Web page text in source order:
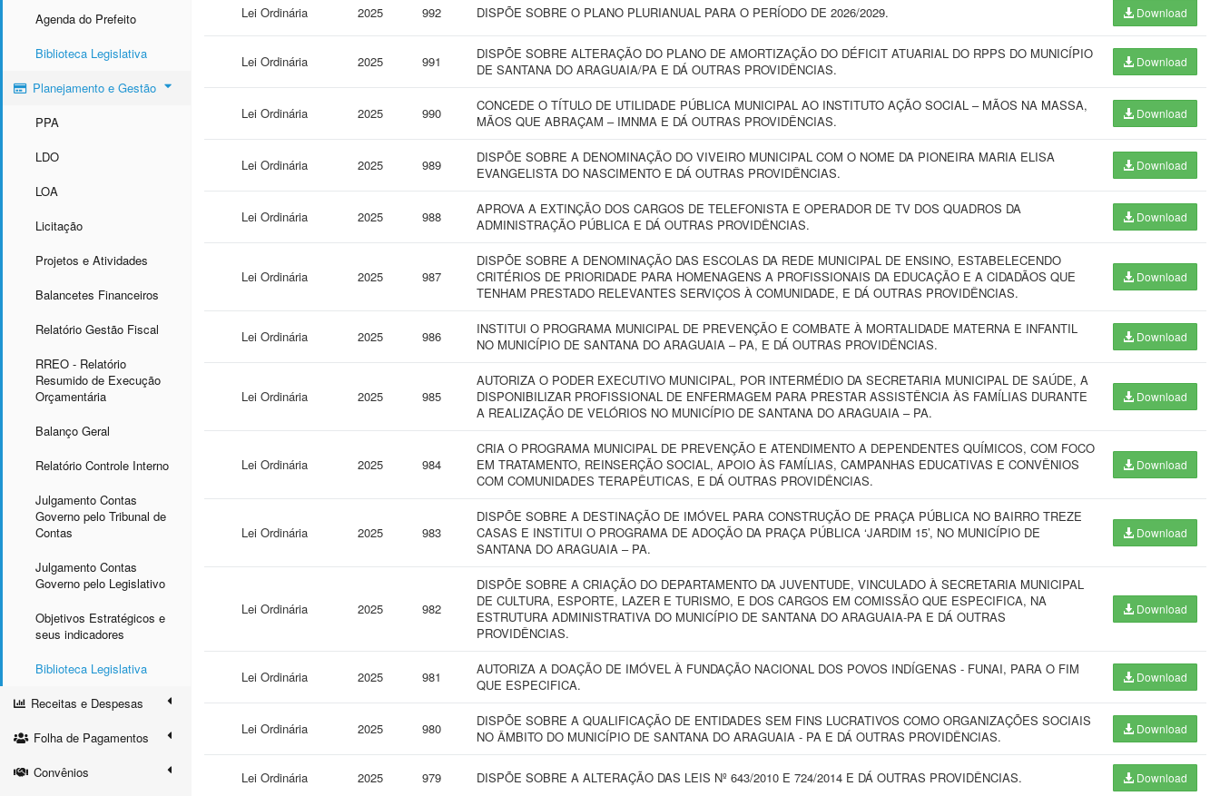
Agenda do Prefeito
Biblioteca Legislativa
Planejamento e Gestão
PPA
LDO
LOA
Licitação
Projetos e Atividades
Balancetes Financeiros
Relatório Gestão Fiscal
RREO - Relatório
Resumido de Execução
Orçamentária
Balanço Geral
Relatório Controle Interno
Julgamento Contas
Governo pelo Tribunal de
Contas
Julgamento Contas
Governo pelo Legislativo
Objetivos Estratégicos e
seus indicadores
Biblioteca Legislativa
Receitas e Despesas
Folha de Pagamentos
Convênios
Lei Ordinária 2025 992 DISPÕE SOBRE O PLANO PLURIANUAL PARA O PERÍODO DE 2026/2029. Download
Lei Ordinária 2025 991
DISPÕE SOBRE ALTERAÇÃO DO PLANO DE AMORTIZAÇÃO DO DÉFICIT ATUARIAL DO RPPS DO MUNICÍPIO
DE SANTANA DO ARAGUAIA/PA E DÁ OUTRAS PROVIDÊNCIAS.
Download
Lei Ordinária 2025 990
CONCEDE O TÍTULO DE UTILIDADE PÚBLICA MUNICIPAL AO INSTITUTO AÇÃO SOCIAL – MÃOS NA MASSA,
MÃOS QUE ABRAÇAM – IMNMA E DÁ OUTRAS PROVIDÊNCIAS.
Download
Lei Ordinária 2025 989
DISPÕE SOBRE A DENOMINAÇÃO DO VIVEIRO MUNICIPAL COM O NOME DA PIONEIRA MARIA ELISA
EVANGELISTA DO NASCIMENTO E DÁ OUTRAS PROVIDÊNCIAS.
Download
Lei Ordinária 2025 988
APROVA A EXTINÇÃO DOS CARGOS DE TELEFONISTA E OPERADOR DE TV DOS QUADROS DA
ADMINISTRAÇÃO PÚBLICA E DÁ OUTRAS PROVIDÊNCIAS.
Download
Lei Ordinária 2025 987
DISPÕE SOBRE A DENOMINAÇÃO DAS ESCOLAS DA REDE MUNICIPAL DE ENSINO, ESTABELECENDO
CRITÉRIOS DE PRIORIDADE PARA HOMENAGENS A PROFISSIONAIS DA EDUCAÇÃO E A CIDADÃOS QUE
TENHAM PRESTADO RELEVANTES SERVIÇOS À COMUNIDADE, E DÁ OUTRAS PROVIDÊNCIAS.
Download
Lei Ordinária 2025 986
INSTITUI O PROGRAMA MUNICIPAL DE PREVENÇÃO E COMBATE À MORTALIDADE MATERNA E INFANTIL
NO MUNICÍPIO DE SANTANA DO ARAGUAIA – PA, E DÁ OUTRAS PROVIDÊNCIAS.
Download
Lei Ordinária 2025 985
AUTORIZA O PODER EXECUTIVO MUNICIPAL, POR INTERMÉDIO DA SECRETARIA MUNICIPAL DE SAÚDE, A
DISPONIBILIZAR PROFISSIONAL DE ENFERMAGEM PARA PRESTAR ASSISTÊNCIA ÀS FAMÍLIAS DURANTE
A REALIZAÇÃO DE VELÓRIOS NO MUNICÍPIO DE SANTANA DO ARAGUAIA – PA.
Download
Lei Ordinária 2025 984
CRIA O PROGRAMA MUNICIPAL DE PREVENÇÃO E ATENDIMENTO A DEPENDENTES QUÍMICOS, COM FOCO
EM TRATAMENTO, REINSERÇÃO SOCIAL, APOIO ÀS FAMÍLIAS, CAMPANHAS EDUCATIVAS E CONVÊNIOS
COM COMUNIDADES TERAPÊUTICAS, E DÁ OUTRAS PROVIDÊNCIAS.
Download
Lei Ordinária 2025 983
DISPÕE SOBRE A DESTINAÇÃO DE IMÓVEL PARA CONSTRUÇÃO DE PRAÇA PÚBLICA NO BAIRRO TREZE
CASAS E INSTITUI O PROGRAMA DE ADOÇÃO DA PRAÇA PÚBLICA ‘JARDIM 15’, NO MUNICÍPIO DE
SANTANA DO ARAGUAIA – PA.
Download
Lei Ordinária 2025 982
DISPÕE SOBRE A CRIAÇÃO DO DEPARTAMENTO DA JUVENTUDE, VINCULADO À SECRETARIA MUNICIPAL
DE CULTURA, ESPORTE, LAZER E TURISMO, E DOS CARGOS EM COMISSÃO QUE ESPECIFICA, NA
ESTRUTURA ADMINISTRATIVA DO MUNICÍPIO DE SANTANA DO ARAGUAIA-PA E DÁ OUTRAS
PROVIDÊNCIAS.
Download
Lei Ordinária 2025 981
AUTORIZA A DOAÇÃO DE IMÓVEL À FUNDAÇÃO NACIONAL DOS POVOS INDÍGENAS - FUNAI, PARA O FIM
QUE ESPECIFICA.
Download
Lei Ordinária 2025 980
DISPÕE SOBRE A QUALIFICAÇÃO DE ENTIDADES SEM FINS LUCRATIVOS COMO ORGANIZAÇÕES SOCIAIS
NO ÂMBITO DO MUNICÍPIO DE SANTANA DO ARAGUAIA - PA E DÁ OUTRAS PROVIDÊNCIAS.
Download
Lei Ordinária 2025 979 DISPÕE SOBRE A ALTERAÇÃO DAS LEIS Nº 643/2010 E 724/2014 E DÁ OUTRAS PROVIDÊNCIAS. Download